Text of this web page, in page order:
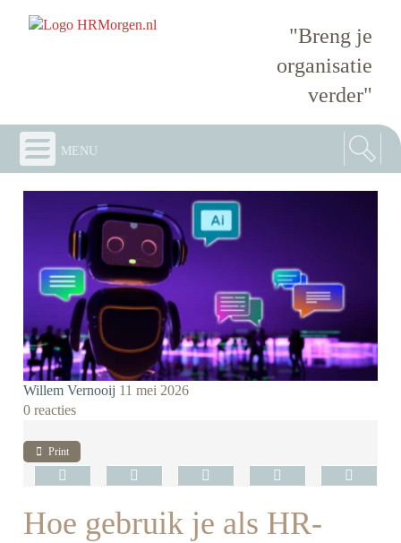
"Breng je
organisatie
verder"
menu
Willem Vernooij 11 mei 2026
0 reacties
Print
Hoe gebruik je als HR-